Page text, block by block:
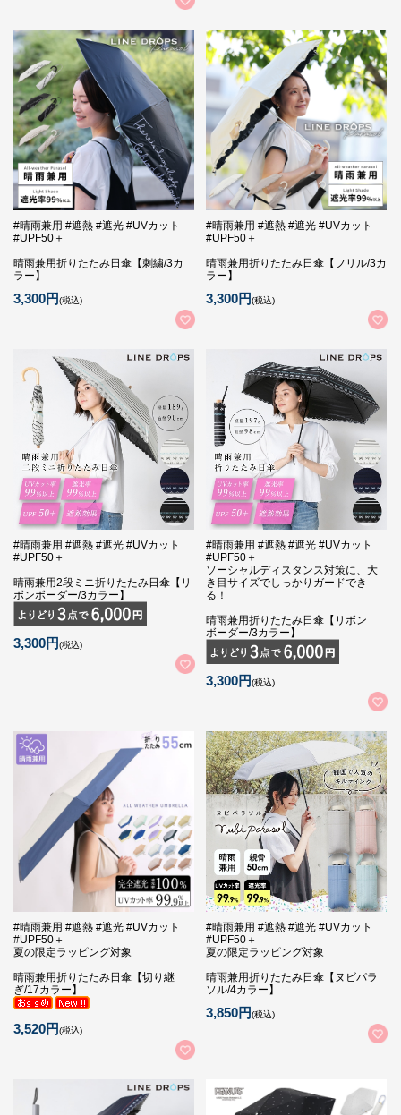
#晴雨兼用 #遮熱 #遮光 #UVカット
#UPF50＋
晴雨兼用折りたたみ日傘【刺繍/3カ
ラー】
3,300円(税込)
#晴雨兼用 #遮熱 #遮光 #UVカット
#UPF50＋
晴雨兼用折りたたみ日傘【フリル/3カ
ラー】
3,300円(税込)
#晴雨兼用 #遮熱 #遮光 #UVカット
#UPF50＋
晴雨兼用2段ミニ折りたたみ日傘【リ
ボンボーダー/3カラー】
3,300円(税込)
#晴雨兼用 #遮熱 #遮光 #UVカット
#UPF50＋
ソーシャルディスタンス対策に、大
き目サイズでしっかりガードでき
る！
晴雨兼用折りたたみ日傘【リボン
ボーダー/3カラー】
3,300円(税込)
#晴雨兼用 #遮熱 #遮光 #UVカット
#UPF50＋
夏の限定ラッピング対象
晴雨兼用折りたたみ日傘【切り継
ぎ/17カラー】
3,520円(税込)
#晴雨兼用 #遮熱 #遮光 #UVカット
#UPF50＋
夏の限定ラッピング対象
晴雨兼用折りたたみ日傘【ヌビパラ
ソル/4カラー】
3,850円(税込)